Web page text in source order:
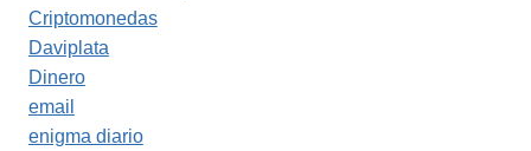
Criptomonedas
Daviplata
Dinero
email
enigma diario